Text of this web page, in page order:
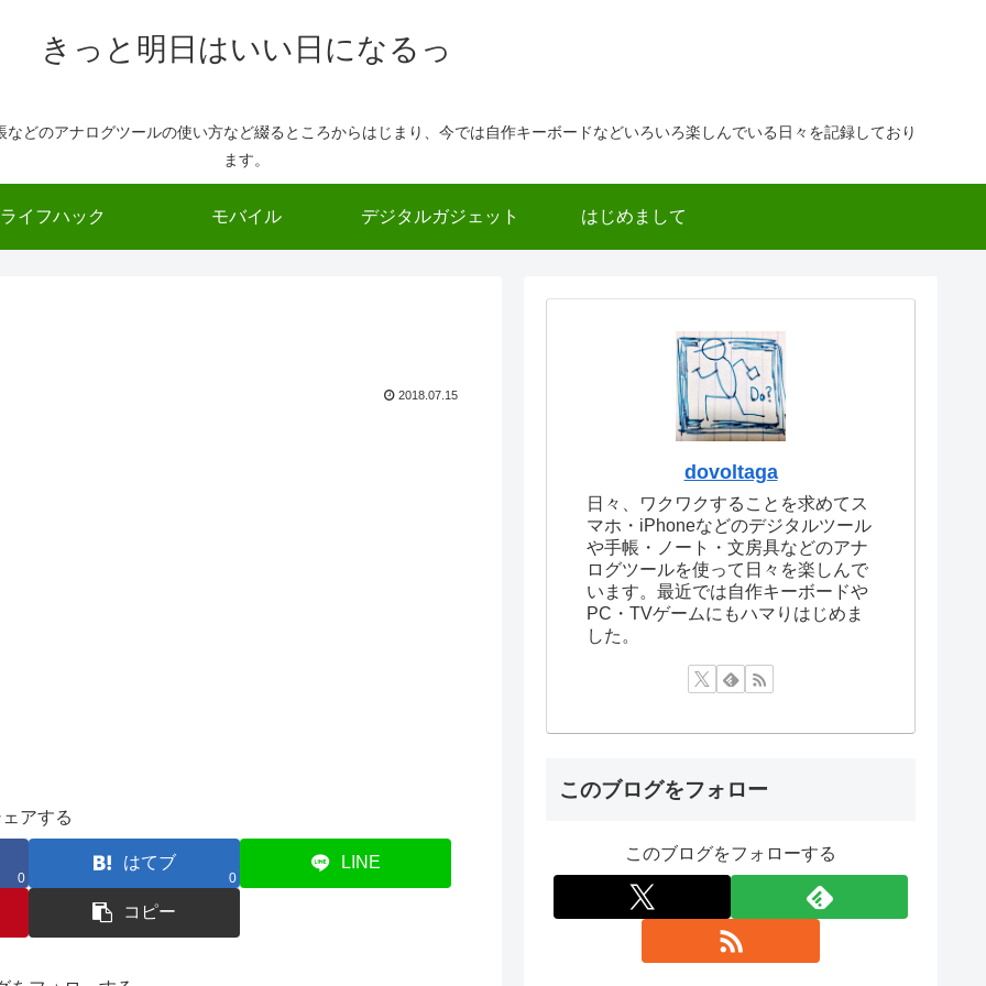
きっと明日はいい日になるっ
どのアナログツールの使い方など綴るところからはじまり、今では自作キーボードなどいろいろ楽しんでいる日々を記録しており
ます。
ライフハック モバイル デジタルガジェット はじめまして
2018.07.15
アする
0
はてブ
0
LINE
コピー
dovoltaga
日々、ワクワクすることを求めてス
マホ・iPhoneなどのデジタルツール
や手帳・ノート・文房具などのアナ
ログツールを使って日々を楽しんで
います。最近では自作キーボードや
PC・TVゲームにもハマりはじめま
した。
このブログをフォロー
このブログをフォローする